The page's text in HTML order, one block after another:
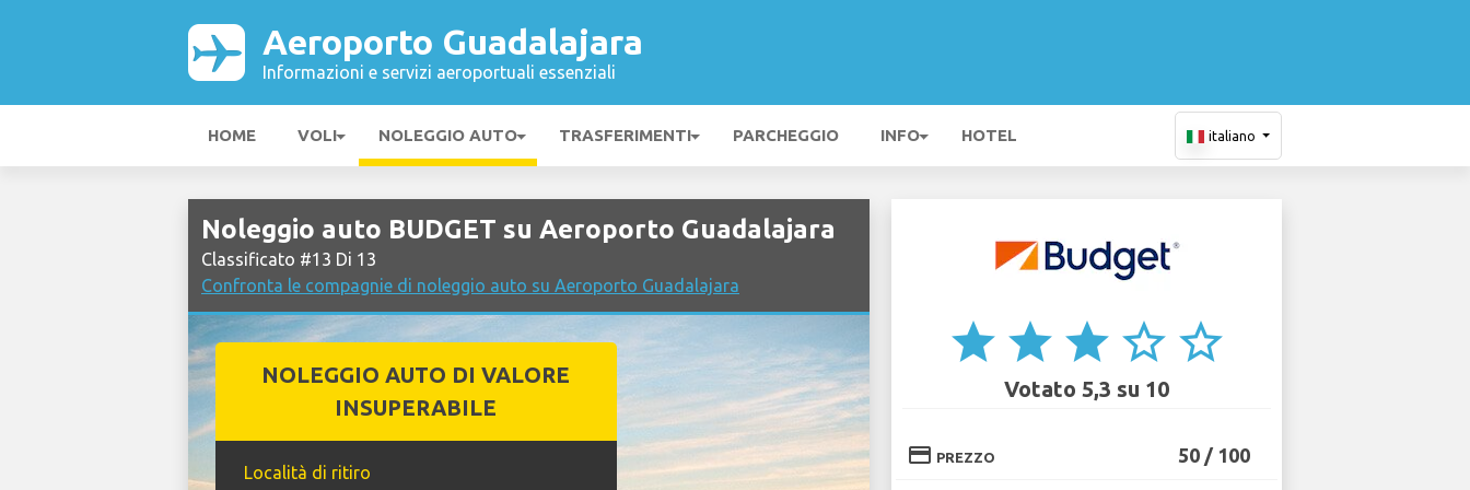
Aeroporto Guadalajara
Informazioni e servizi aeroportuali essenziali
HOME VOLI NOLEGGIO AUTO TRASFERIMENTI PARCHEGGIO INFO HOTEL italiano
Noleggio auto BUDGET su Aeroporto Guadalajara
Classificato #13 Di 13
Confronta le compagnie di noleggio auto su Aeroporto Guadalajara
NOLEGGIO AUTO DI VALORE
INSUPERABILE
Località di ritiro
star star star star_border star_border
Votato 5,3 su 10
credit_card PREZZO 50 / 100